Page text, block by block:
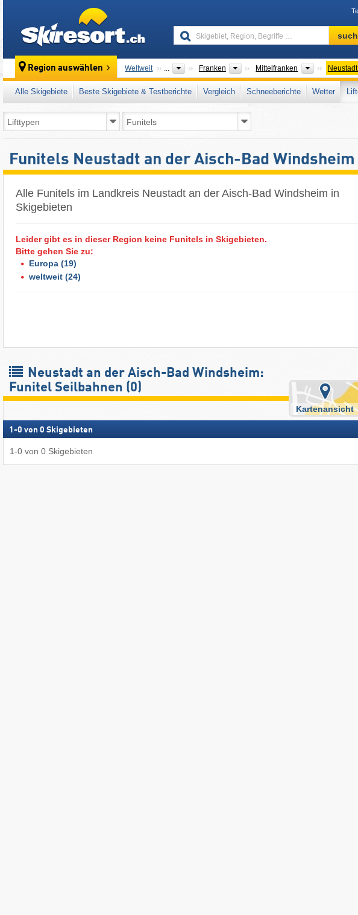
…
suchen
Region auswählen Weltweit ... Franken Tourismusregionen
Mittelfranken Bezirke
Alle Skigebiete Beste Skigebiete & Testberichte Vergleich Schneeberichte Wetter
Funitels Neustadt an der Aisch-Bad Windsheim
Alle Funitels im Landkreis Neustadt an der Aisch-Bad Windsheim in
Skigebieten
Leider gibt es in dieser Region keine Funitels in Skigebieten.
Bitte gehen Sie zu:
Europa (19)
weltweit (24)
Neustadt an der Aisch-Bad Windsheim:
Funitel Seilbahnen (0)
Kartenansicht
1 -0 von 0 Skigebieten
1-0 von 0 Skigebieten